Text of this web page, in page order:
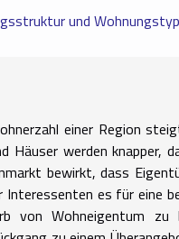
und
einer Region
Häuser werden knapper,
bewirkt, dass
Interessenten es für eine
von Wohneigentum zu